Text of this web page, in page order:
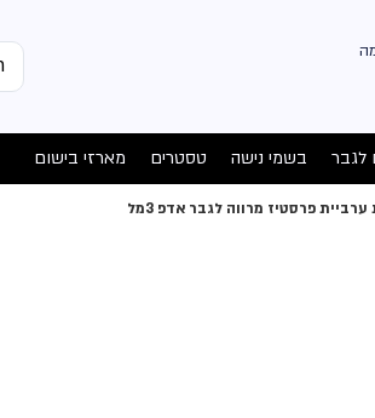
לגבר בשמי נישה טסטרים מארזי בישום
ערביית פרסטיז מרווה לגבר אדפ 3מל